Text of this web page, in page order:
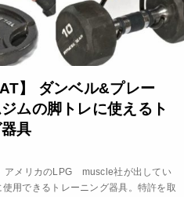
】 ダンベル&プレー
ムの脚トレに使えるト
具
アメリカのLPG muscle社が出してい
使用できるトレーニング器具。特許を取